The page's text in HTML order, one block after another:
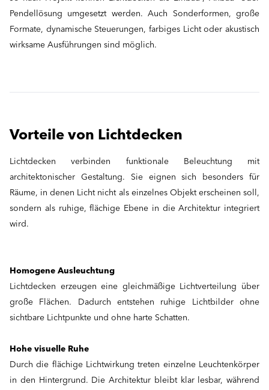
Pendellösung umgesetzt werden. Auch Sonderformen, große
Formate, dynamische Steuerungen, farbiges Licht oder akustisch
wirksame Ausführungen sind möglich.
Vorteile von Lichtdecken
Lichtdecken verbinden funktionale Beleuchtung mit
architektonischer Gestaltung. Sie eignen sich besonders für
Räume, in denen Licht nicht als einzelnes Objekt erscheinen soll,
sondern als ruhige, flächige Ebene in die Architektur integriert
wird.
Homogene Ausleuchtung
Lichtdecken erzeugen eine gleichmäßige Lichtverteilung über
große Flächen. Dadurch entstehen ruhige Lichtbilder ohne
sichtbare Lichtpunkte und ohne harte Schatten.
Hohe visuelle Ruhe
Durch die flächige Lichtwirkung treten einzelne Leuchtenkörper
in den Hintergrund. Die Architektur bleibt klar lesbar, während